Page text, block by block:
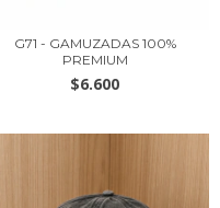
G71 - GAMUZADAS 100%
PREMIUM
$6.600